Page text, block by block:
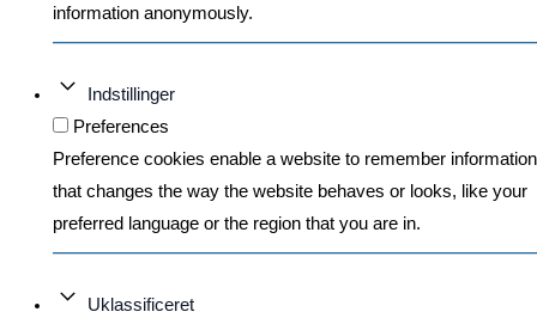
information anonymously.
Indstillinger
Preferences
Preference cookies enable a website to remember information
that changes the way the website behaves or looks, like your
preferred language or the region that you are in.
Uklassificeret